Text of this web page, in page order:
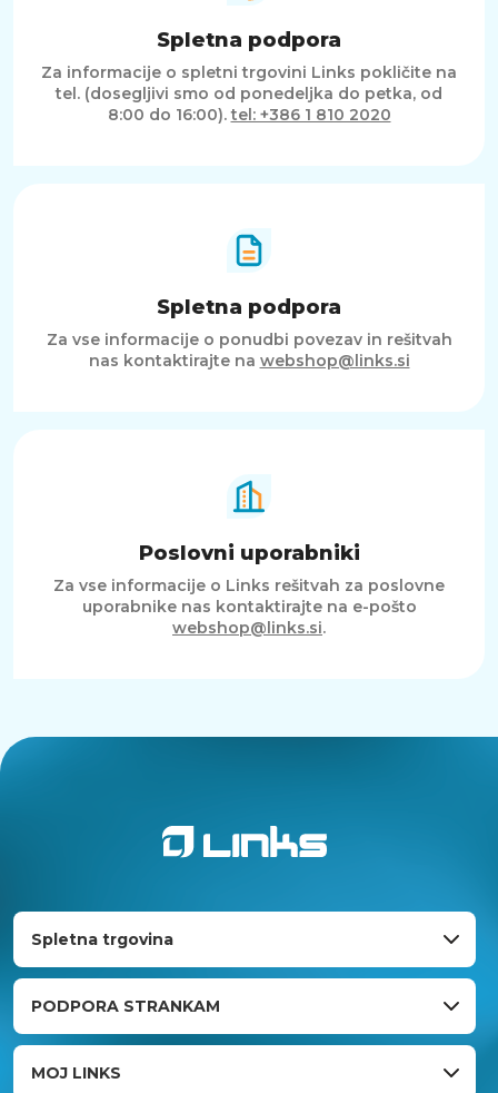
Spletna podpora
Za informacije o spletni trgovini Links pokličite na
tel. (dosegljivi smo od ponedeljka do petka, od
8:00 do 16:00).tel: +386 1 810 2020
Spletna podpora
Za vse informacije o ponudbi povezav in rešitvah
nas kontaktirajte na webshop@links.si
Poslovni uporabniki
Za vse informacije o Links rešitvah za poslovne
uporabnike nas kontaktirajte na e-pošto
webshop@links.si.
Spletna trgovina
PODPORA STRANKAM
MOJ LINKS